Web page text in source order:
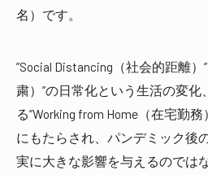
名）です。
”Social Distancing（社会的距離）
粛）”の日常化という生活の変化
る”Working from Home（在宅勤
にもたらされ、パンデミック後
実に大きな影響を与えるのでは